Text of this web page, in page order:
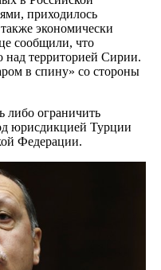
приходилось
экономически
сообщили, что
над территорией Сирии.
в спину» со стороны
либо ограничить
юрисдикцией Турции
Федерации.